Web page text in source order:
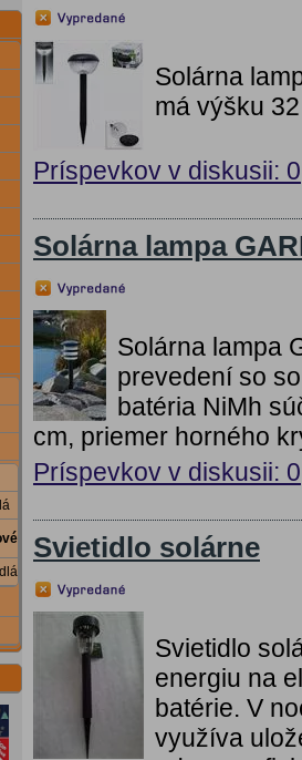
Solárna
má výšku
Príspevkov v diskusii: 0
Solárna lampa
Solárna lampa
prevedení so
batéria NiMh
cm, priemer horného
Príspevkov v diskusii: 0
Svietidlo solárne
Svietidlo
energiu na
batérie. V
využíva